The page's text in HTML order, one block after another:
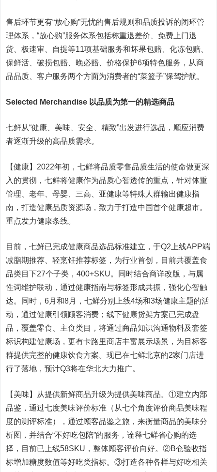
售后环节更有“放心购”无忧的售后规则和品质投诉的闭环管
理体系，“放心购”服务体系包括称重退差价、免费上门退
货、极速审、自提等11项基础服务和坏果包赔、化冻包赔、
保鲜活、破损包赔、晚必赔、价格保护6项特色服务，从商
品品质、客户服务两个方面为消费者的“菜篮子”保驾护航。
Selected Merchandise 以品质为第一的精选商品
七鲜从“健康、美味、安全、精致”出发进行选品，顺应消费
者逐渐升级的高品质需求。
【健康】2022年初，七鲜将品质零售品质生活的使命做更深
入的贯彻，七鲜将健康作为品质心智透传的重点，针对体重
管理、老年、母婴、三高、亚健康等特殊人群输出健康指
南，打造健康品质资源场，致力于打造中国首个健康超市。
重点发力健康条线。
目前，七鲜已完成健康商品选品标准建立，于Q2上线APP端
减脂期推荐、轻烹饪推荐标签，为行业首创，目前共覆盖食
品类目下27个子类，400+SKU。同时结合商详改版，与属
性词维护联动，通过健康指南与标签形成共振，强化心智触
达。同时，6月和8月，七鲜分别上线4场和3场健康主题的活
动，通过健康引领顾客消费；线下健康货架方案已完成盘
品，覆盖零食、主食类目，将通过商品知识沟通物料及套签
标识构建健康场，更有卡路里商店丰富展示场景，为目标客
群提供完整的健康饮食方案。现已在七鲜北京的2家门店进
行了落地，预计Q3将在华北大力推广。
【美味】从提供新鲜商品升级为提供美味商品。①建立内部
品鉴，通过七度美味评价标准（从七个角度评价商品美味程
度的测评标准），通过顾客品鉴之旅，来衡量商品的美味分
析图，并结合“不好吃包陪”的服务，诠释七鲜省心购的选
择，目前已上线58SKU，整体顾客评价向好。②B仓验收指
标增加糖度数值等好吃类指标。③打造各种各样与好吃相关